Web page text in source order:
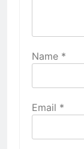
Name *
Email *